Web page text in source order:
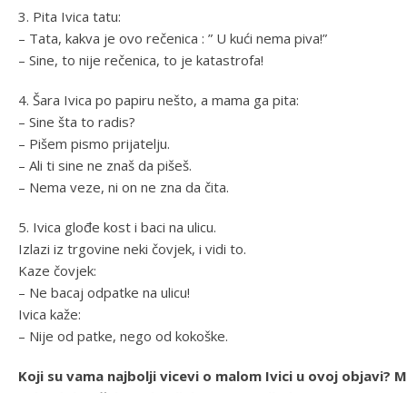
3. Pita Ivica tatu:
– Tata, kakva je ovo rečenica : ” U kući nema piva!”
– Sine, to nije rečenica, to je katastrofa!
4. Šara Ivica po papiru nešto, a mama ga pita:
– Sine šta to radis?
– Pišem pismo prijatelju.
– Ali ti sine ne znaš da pišeš.
– Nema veze, ni on ne zna da čita.
5. Ivica glođe kost i baci na ulicu.
Izlazi iz trgovine neki čovjek, i vidi to.
Kaze čovjek:
– Ne bacaj odpatke na ulicu!
Ivica kaže:
– Nije od patke, nego od kokoške.
Koji su vama najbolji vicevi o malom Ivici u ovoj objavi?